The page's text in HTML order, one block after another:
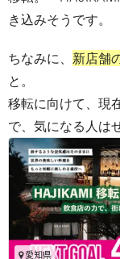
き込みそうです。
ちなみに、 新店舗
と。
移転に向けて、現
で、 気になる人は